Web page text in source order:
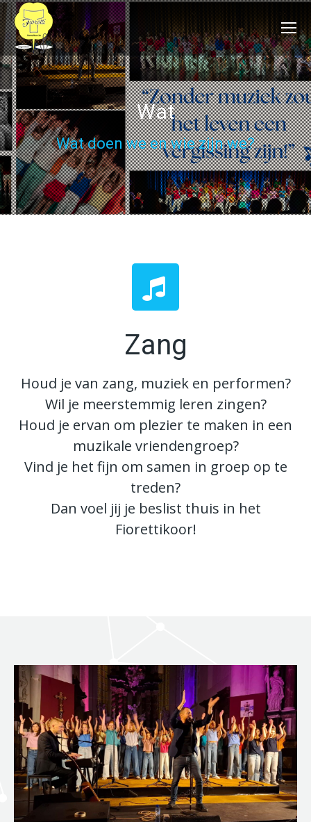
Wat
Wat doen we en wie zijn we?
Zang
Houd je van zang, muziek en performen?
Wil je meerstemmig leren zingen?
Houd je ervan om plezier te maken in een
muzikale vriendengroep?
Vind je het fijn om samen in groep op te
treden?
Dan voel jij je beslist thuis in het
Fiorettikoor!